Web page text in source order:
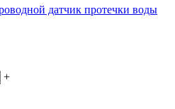
датчик протечки воды
+